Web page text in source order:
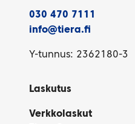
030 470 7111
info@tiera.fi
Y-tunnus: 2362180-3
Laskutus
Verkkolaskut